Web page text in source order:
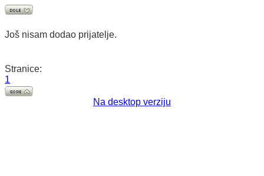
Još nisam dodao prijatelje.
Stranice:
1
Na desktop verziju